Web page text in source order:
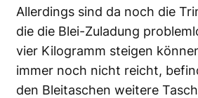
Allerdings sind da noch die
die die Blei-Zuladung
vier Kilogramm steigen
immer noch nicht reicht,
den Bleitaschen weitere